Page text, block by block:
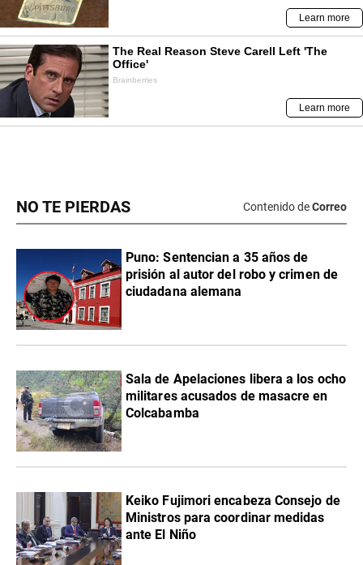
NO TE PIERDAS Contenido deCorreo
Puno: Sentencian a 35 años de
prisión al autor del robo y crimen de
ciudadana alemana
Sala de Apelaciones libera a los ocho
militares acusados de masacre en
Colcabamba
Keiko Fujimori encabeza Consejo de
Ministros para coordinar medidas
ante El Niño